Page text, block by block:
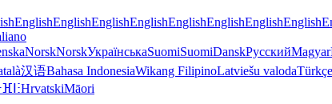
EnglishEnglishEnglishEnglishEnglishEnglishEnglishEnglish
NorskNorskУкраїнськаSuomiSuomiDanskРусскийMagyar
汉语Bahasa IndonesiaWikang FilipinoLatviešu valodaTürkçe
HrvatskiMāori